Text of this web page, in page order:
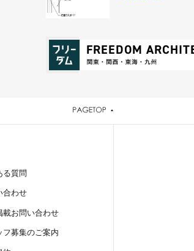
る質問
合わせ
載お問い合わせ
フ募集のご案内